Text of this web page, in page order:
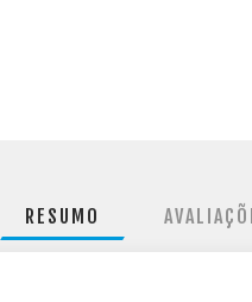
RESUMO